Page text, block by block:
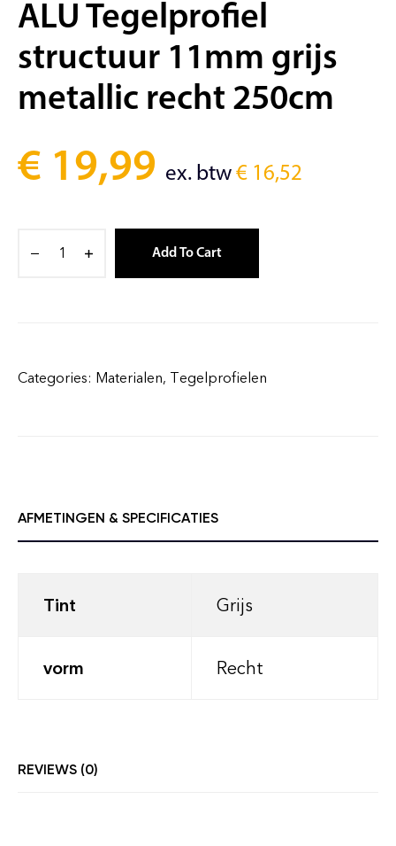
ALU Tegelprofiel
structuur 11mm grijs
metallic recht 250cm
€ 19,99 ex. btw € 16,52
Add To Cart
Categories: Materialen, Tegelprofielen
AFMETINGEN & SPECIFICATIES
Tint Grijs
vorm Recht
REVIEWS (0)